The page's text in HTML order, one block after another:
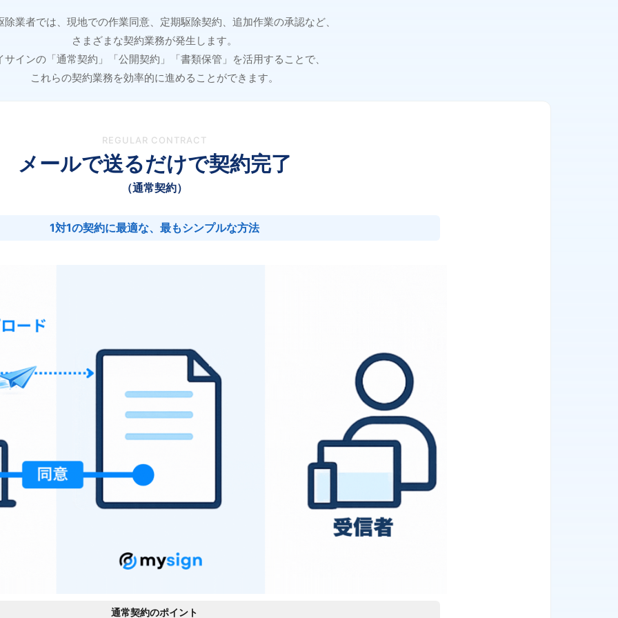
除業者では、現地での作業同意、定期駆除契約、追加作業の承認など、
さまざまな契約業務が発生します。
サインの「通常契約」「公開契約」「書類保管」を活用することで、
これらの契約業務を効率的に進めることができます。
REGULAR CONTRACT
メールで送るだけで契約完了
（通常契約）
1対1の契約に最適な、最もシンプルな方法
通常契約のポイント